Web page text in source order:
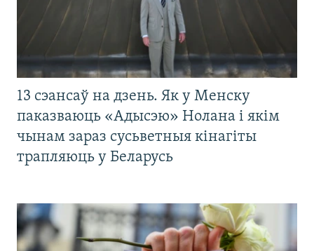
13 сэансаў на дзень. Як у Менску
паказваюць «Адысэю» Нолана і якім
чынам зараз сусьветныя кінагіты
трапляюць у Беларусь